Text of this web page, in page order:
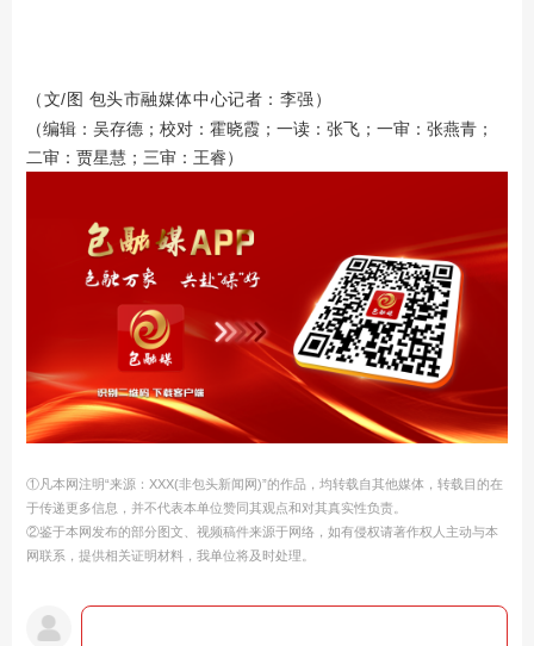
（文/图 包头市融媒体中心记者：李强）
（编辑：吴存德；校对：霍晓霞；一读：张飞；一审：张燕青；
二审：贾星慧；三审：王睿）
①凡本网注明“来源：XXX(非包头新闻网)”的作品，均转载自其他媒体，转载目的在
于传递更多信息，并不代表本单位赞同其观点和对其真实性负责。
②鉴于本网发布的部分图文、视频稿件来源于网络，如有侵权请著作权人主动与本
网联系，提供相关证明材料，我单位将及时处理。